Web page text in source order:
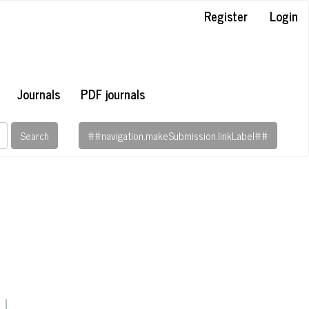
Register Login
Journals PDF journals
Search ##navigation.makeSubmission.linkLabel##